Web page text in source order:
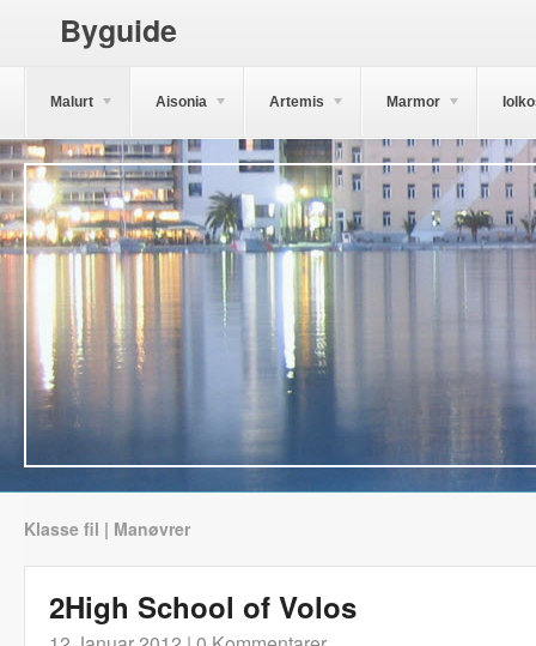
Byguide
Malurt Aisonia Artemis Marmor
Klasse fil | Manøvrer
2High School of Volos